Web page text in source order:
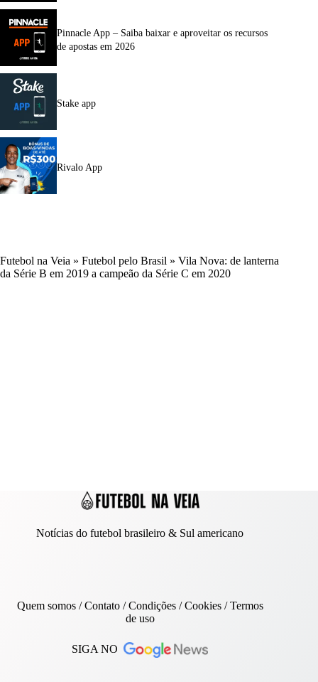
Pinnacle App – Saiba baixar e aproveitar os recursos
de apostas em 2026
Stake app
Rivalo App
Futebol na Veia » Futebol pelo Brasil » Vila Nova: de lanterna
da Série B em 2019 a campeão da Série C em 2020
Notícias do futebol brasileiro & Sul americano
Quem somos/Contato/ Condições /Cookies/Termos
de uso
SIGA NO